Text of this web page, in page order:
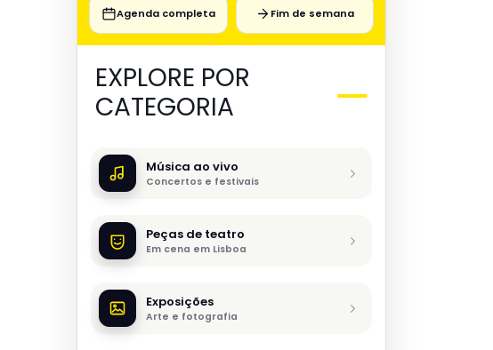
Agenda completa Fim de semana
EXPLORE POR
CATEGORIA
Música ao vivo
Concertos e festivais
Peças de teatro
Em cena em Lisboa
Exposições
Arte e fotografia